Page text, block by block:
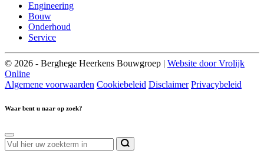
Engineering
Bouw
Onderhoud
Service
© 2026 - Berghege Heerkens Bouwgroep | Website door Vrolijk
Online
Algemene voorwaarden Cookiebeleid Disclaimer Privacybeleid
Waar bent u naar op zoek?